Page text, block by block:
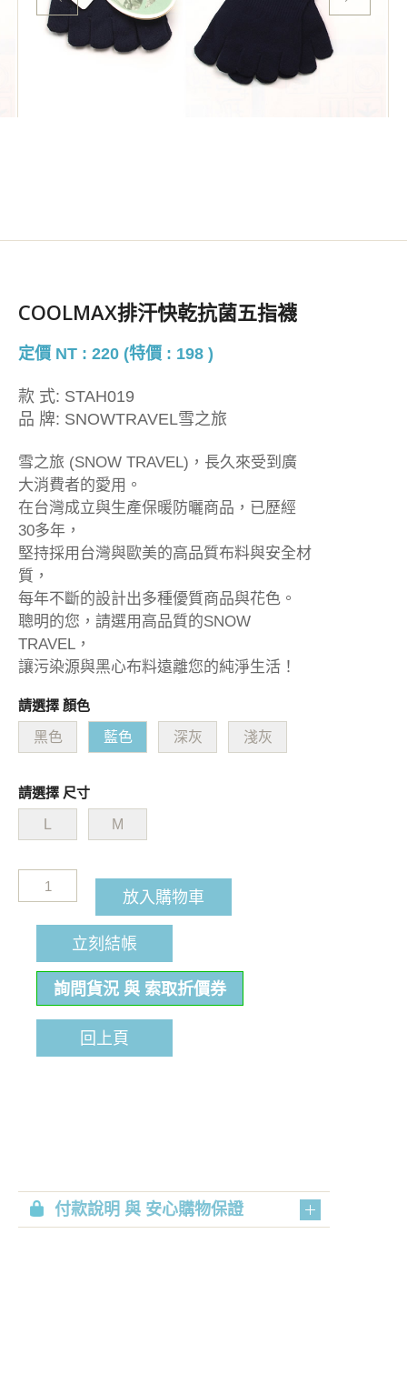
COOLMAX排汗快乾抗菌五指襪
定價 NT : 220 (特價 : 198 )
款 式: STAH019
品 牌: SNOWTRAVEL雪之旅
雪之旅 (SNOW TRAVEL)，長久來受到廣
大消費者的愛用。
在台灣成立與生產保暖防曬商品，已歷經
30多年，
堅持採用台灣與歐美的高品質布料與安全材
質，
每年不斷的設計出多種優質商品與花色。
聰明的您，請選用高品質的SNOW
TRAVEL，
讓污染源與黑心布料遠離您的純淨生活！
請選擇 顏色
黑色 藍色 深灰 淺灰
請選擇 尺寸
M
放入購物車
立刻結帳
詢問貨況 與 索取折價券
回上頁
付款說明 與 安心購物保證